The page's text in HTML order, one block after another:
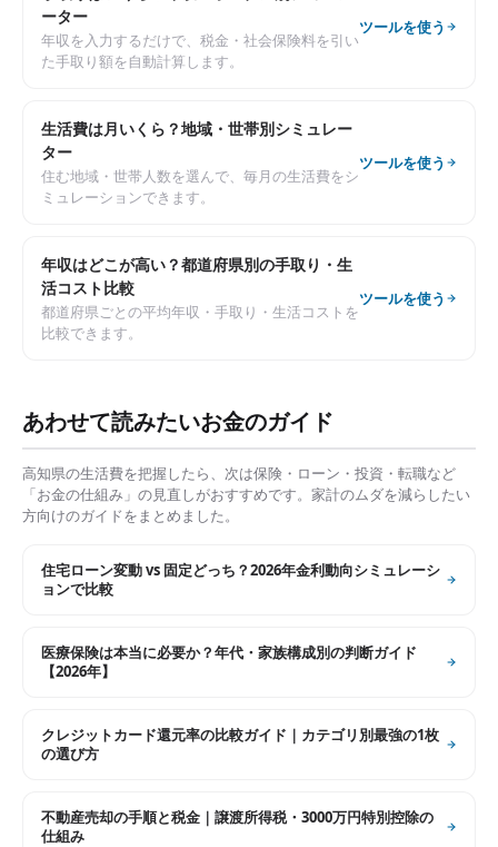
ーター
年収を入力するだけで、税金・社会保険料を引い
た手取り額を自動計算します。
ツールを使う
生活費は月いくら？地域・世帯別シミュレー
ター
住む地域・世帯人数を選んで、毎月の生活費をシ
ミュレーションできます。
ツールを使う
年収はどこが高い？都道府県別の手取り・生
活コスト比較
都道府県ごとの平均年収・手取り・生活コストを
比較できます。
ツールを使う
あわせて読みたいお金のガイド
高知県の生活費を把握したら、次は保険・ローン・投資・転職など
「お金の仕組み」の見直しがおすすめです。家計のムダを減らしたい
方向けのガイドをまとめました。
住宅ローン変動 vs 固定どっち？2026年金利動向シミュレーシ
ョンで比較
医療保険は本当に必要か？年代・家族構成別の判断ガイド
【2026年】
クレジットカード還元率の比較ガイド｜カテゴリ別最強の1枚
の選び方
不動産売却の手順と税金｜譲渡所得税・3000万円特別控除の
仕組み